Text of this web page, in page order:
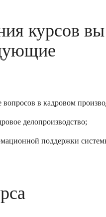
курсов вы
в кадровом
делопроизводство;
поддержки